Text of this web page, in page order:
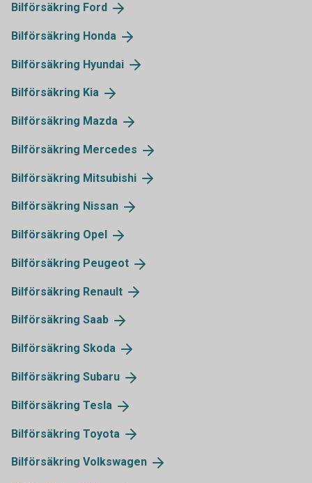
Bilförsäkring Ford
Bilförsäkring Honda
Bilförsäkring Hyundai
Bilförsäkring Kia
Bilförsäkring Mazda
Bilförsäkring Mercedes
Bilförsäkring Mitsubishi
Bilförsäkring Nissan
Bilförsäkring Opel
Bilförsäkring Peugeot
Bilförsäkring Renault
Bilförsäkring Saab
Bilförsäkring Skoda
Bilförsäkring Subaru
Bilförsäkring Tesla
Bilförsäkring Toyota
Bilförsäkring Volkswagen